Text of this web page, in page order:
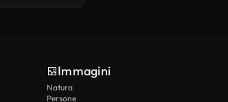
Immagini
Natura
Persone